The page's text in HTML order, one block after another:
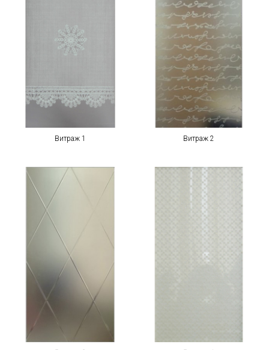
Витраж 1 Витраж 2